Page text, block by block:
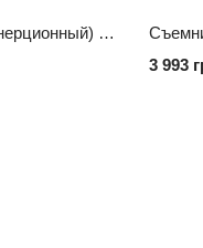
Съемник универсальный (инерционный) TOPTUL JGAI1303
3 993